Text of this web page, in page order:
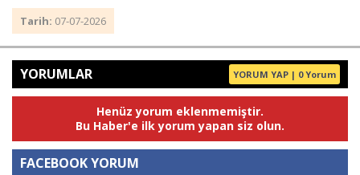
Tarih: 07-07-2026
YORUMLAR YORUM YAP | 0 Yorum
Henüz yorum eklenmemiştir.
Bu Haber'e ilk yorum yapan siz olun.
FACEBOOK YORUM